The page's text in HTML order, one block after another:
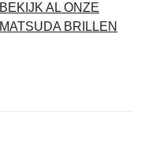
BEKIJK AL ONZE
MATSUDA BRILLEN